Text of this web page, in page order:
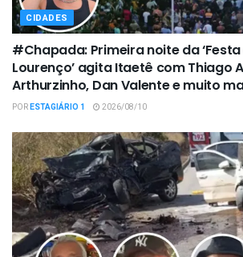
CIDADES
#Chapada: Primeira noite da ‘Festa
Lourenço’ agita Itaetê com Thiago
Arthurzinho, Dan Valente e muito
PORESTAGIÁRIO 1 2026/08/10